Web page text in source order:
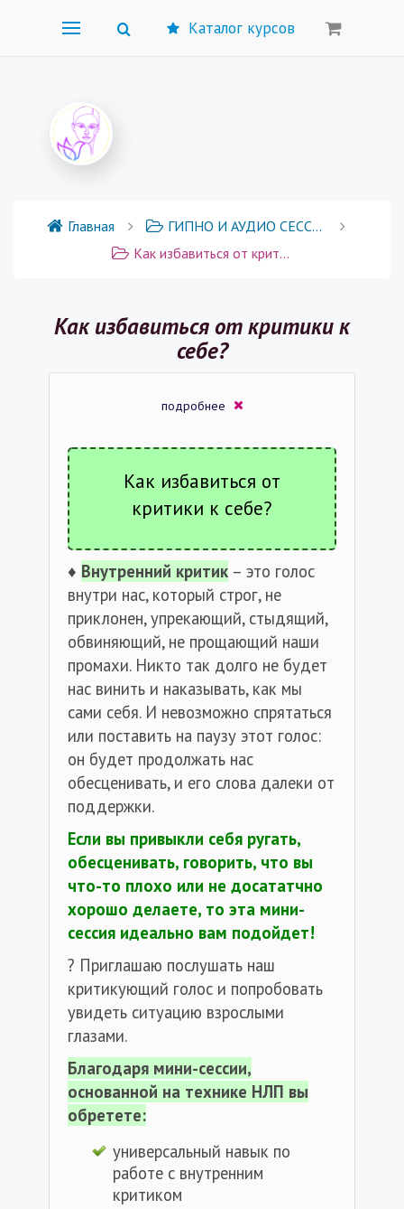
Каталог курсов
Главная
ГИПНО И АУДИО СЕССИИ
Как избавиться от критики к себе?
Как избавиться от критики к
себе?
подробнее
Как избавиться от
критики к себе?
♦️ Внутренний критик – это голос
внутри нас, который строг, не
приклонен, упрекающий, стыдящий,
обвиняющий, не прощающий наши
промахи. Никто так долго не будет
нас винить и наказывать, как мы
сами себя. И невозможно спрятаться
или поставить на паузу этот голос:
он будет продолжать нас
обесценивать, и его слова далеки от
поддержки.
Если вы привыкли себя ругать,
обесценивать, говорить, что вы
что-то плохо или не досататчно
хорошо делаете, то эта мини-
сессия идеально вам подойдет!
? Приглашаю послушать наш
критикующий голос и попробовать
увидеть ситуацию взрослыми
глазами.
Благодаря мини-сессии,
основанной на технике НЛП вы
обретете:
универсальный навык по
работе с внутренним
критиком